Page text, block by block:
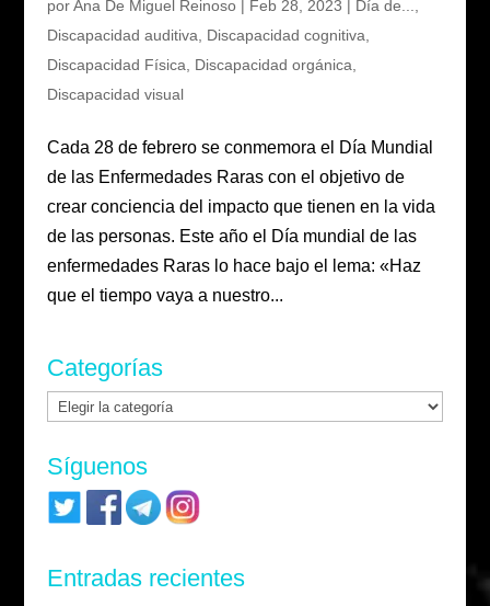
porAna De Miguel Reinoso| Feb 28, 2023 | Día de...
Discapacidad auditiva
Discapacidad cognitiva
Discapacidad Física
Discapacidad orgánica
Discapacidad visual
Cada 28 de febrero se conmemora el Día Mundial
de las Enfermedades Raras con el objetivo de
crear conciencia del impacto que tienen en la vida
de las personas. Este año el Día mundial de las
enfermedades Raras lo hace bajo el lema: «Haz
que el tiempo vaya a nuestro...
Categorías
Categorías
Síguenos
Entradas recientes